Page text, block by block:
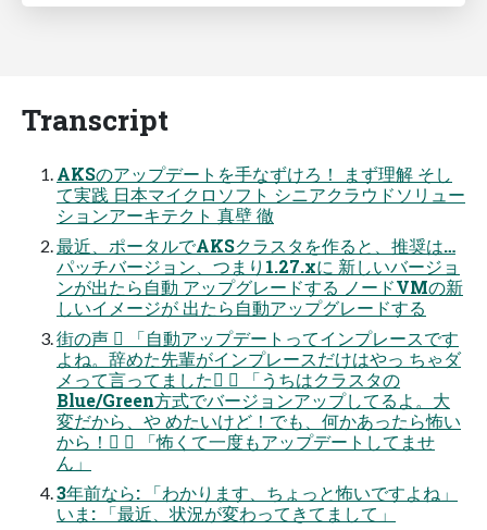
Transcript
AKSのアップデートを手なずけろ！ まず理解 そし
て実践 日本マイクロソフト シニアクラウドソリュー
ションアーキテクト 真壁 徹
最近、ポータルでAKSクラスタを作ると、推奨は…
パッチバージョン、つまり1.27.xに 新しいバージョ
ンが出たら自動 アップグレードする ノードVMの新
しいイメージが 出たら自動アップグレードする
街の声  「自動アップデートってインプレースです
よね。辞めた先輩がインプレースだけはやっ ちゃダ
メって言ってました」  「うちはクラスタの
Blue/Green方式でバージョンアップしてるよ。大
変だから、や めたいけど！でも、何かあったら怖い
から！」  「怖くて一度もアップデートしてませ
ん」
3年前なら: 「わかります、ちょっと怖いですよね」
いま: 「最近、状況が変わってきてまして」